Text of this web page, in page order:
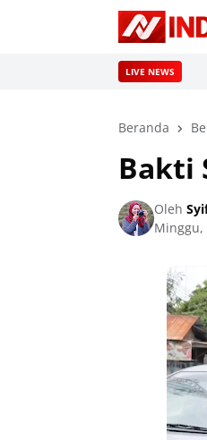
LIVE NEWS
Beranda
Bakti
Oleh
Minggu,